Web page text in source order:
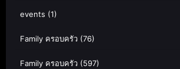
events (1)
Family ครอบครัว (76)
Family ครอบครัว (597)